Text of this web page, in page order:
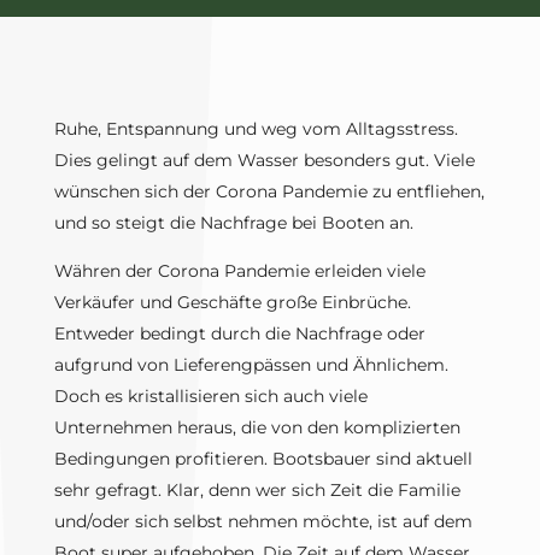
Ruhe, Entspannung und weg vom Alltagsstress.
Dies gelingt auf dem Wasser besonders gut. Viele
wünschen sich der Corona Pandemie zu entfliehen,
und so steigt die Nachfrage bei Booten an.
Währen der Corona Pandemie erleiden viele
Verkäufer und Geschäfte große Einbrüche.
Entweder bedingt durch die Nachfrage oder
aufgrund von Lieferengpässen und Ähnlichem.
Doch es kristallisieren sich auch viele
Unternehmen heraus, die von den komplizierten
Bedingungen profitieren. Bootsbauer sind aktuell
sehr gefragt. Klar, denn wer sich Zeit die Familie
und/oder sich selbst nehmen möchte, ist auf dem